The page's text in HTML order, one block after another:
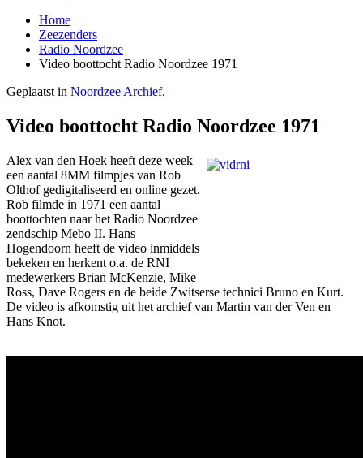
Home
Zeezenders
Radio Noordzee
Video boottocht Radio Noordzee 1971
Geplaatst in Noordzee Archief.
Video boottocht Radio Noordzee 1971
Alex van den Hoek heeft deze week
een aantal 8MM filmpjes van Rob
Olthof gedigitaliseerd en online gezet.
Rob filmde in 1971 een aantal
boottochten naar het Radio Noordzee
zendschip Mebo II. Hans
Hogendoorn heeft de video inmiddels
bekeken en herkent o.a. de RNI
medewerkers Brian McKenzie, Mike
Ross, Dave Rogers en de beide Zwitserse technici Bruno en Kurt.
De video is afkomstig uit het archief van Martin van der Ven en
Hans Knot.